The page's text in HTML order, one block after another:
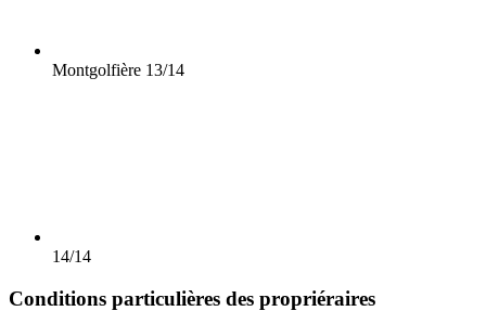
Montgolfière 13/14
14/14
Conditions particulières des propriéraires